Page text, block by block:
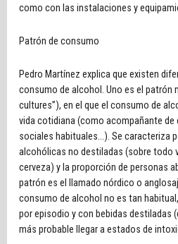
como con las instalaciones y
Patrón de consumo
Pedro Martínez explica que existen
consumo de alcohol. Uno es el patrón
cultures”), en el que el consumo de
vida cotidiana (como acompañante
sociales habituales...). Se caracteriza
alcohólicas no destiladas (sobre todo
cerveza) y la proporción de personas
patrón es el llamado nórdico o
consumo de alcohol no es tan
por episodio y con bebidas destiladas
más probable llegar a estados de